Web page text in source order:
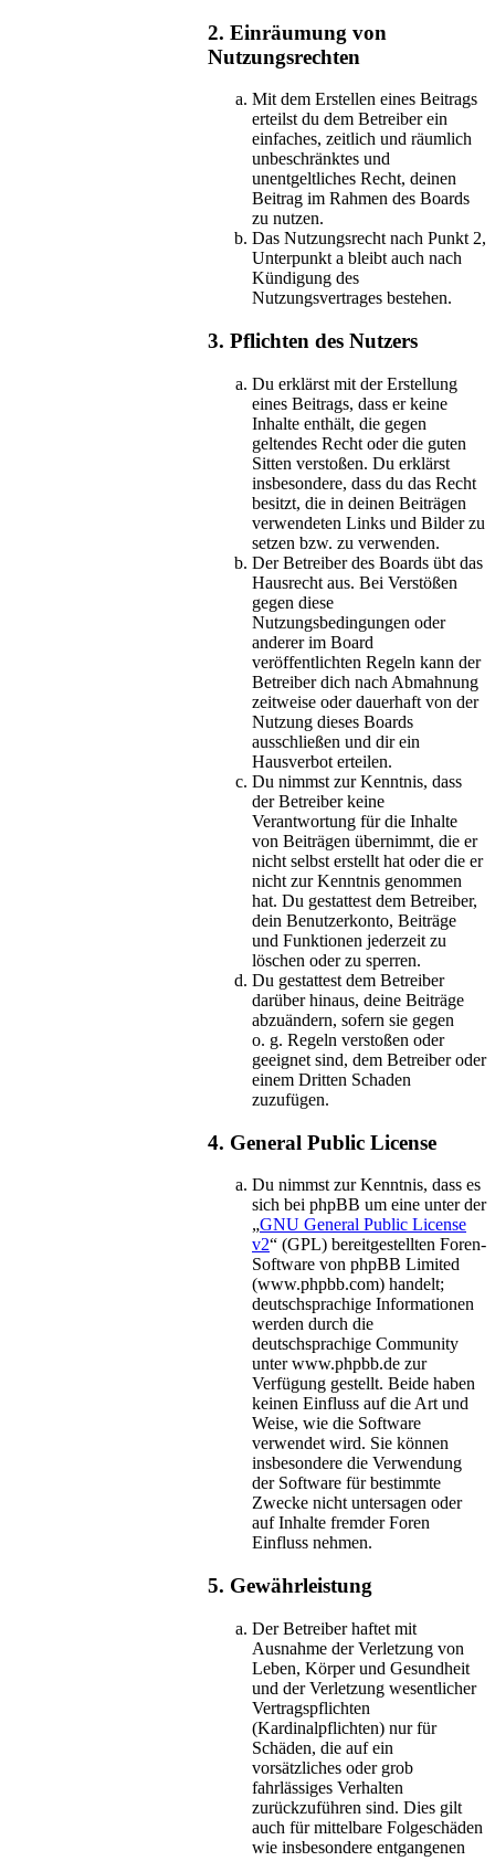
2. Einräumung von
Nutzungsrechten
Mit dem Erstellen eines Beitrags
erteilst du dem Betreiber ein
einfaches, zeitlich und räumlich
unbeschränktes und
unentgeltliches Recht, deinen
Beitrag im Rahmen des Boards
zu nutzen.
Das Nutzungsrecht nach Punkt 2,
Unterpunkt a bleibt auch nach
Kündigung des
Nutzungsvertrages bestehen.
3. Pflichten des Nutzers
Du erklärst mit der Erstellung
eines Beitrags, dass er keine
Inhalte enthält, die gegen
geltendes Recht oder die guten
Sitten verstoßen. Du erklärst
insbesondere, dass du das Recht
besitzt, die in deinen Beiträgen
verwendeten Links und Bilder zu
setzen bzw. zu verwenden.
Der Betreiber des Boards übt das
Hausrecht aus. Bei Verstößen
gegen diese
Nutzungsbedingungen oder
anderer im Board
veröffentlichten Regeln kann der
Betreiber dich nach Abmahnung
zeitweise oder dauerhaft von der
Nutzung dieses Boards
ausschließen und dir ein
Hausverbot erteilen.
Du nimmst zur Kenntnis, dass
der Betreiber keine
Verantwortung für die Inhalte
von Beiträgen übernimmt, die er
nicht selbst erstellt hat oder die er
nicht zur Kenntnis genommen
hat. Du gestattest dem Betreiber,
dein Benutzerkonto, Beiträge
und Funktionen jederzeit zu
löschen oder zu sperren.
Du gestattest dem Betreiber
darüber hinaus, deine Beiträge
abzuändern, sofern sie gegen
o. g. Regeln verstoßen oder
geeignet sind, dem Betreiber oder
einem Dritten Schaden
zuzufügen.
4. General Public License
Du nimmst zur Kenntnis, dass es
sich bei phpBB um eine unter der
„GNU General Public License
v2“ (GPL) bereitgestellten Foren-
Software von phpBB Limited
(www.phpbb.com) handelt;
deutschsprachige Informationen
werden durch die
deutschsprachige Community
unter www.phpbb.de zur
Verfügung gestellt. Beide haben
keinen Einfluss auf die Art und
Weise, wie die Software
verwendet wird. Sie können
insbesondere die Verwendung
der Software für bestimmte
Zwecke nicht untersagen oder
auf Inhalte fremder Foren
Einfluss nehmen.
5. Gewährleistung
Der Betreiber haftet mit
Ausnahme der Verletzung von
Leben, Körper und Gesundheit
und der Verletzung wesentlicher
Vertragspflichten
(Kardinalpflichten) nur für
Schäden, die auf ein
vorsätzliches oder grob
fahrlässiges Verhalten
zurückzuführen sind. Dies gilt
auch für mittelbare Folgeschäden
wie insbesondere entgangenen